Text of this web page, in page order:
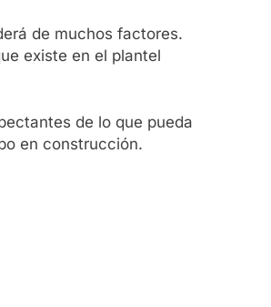
de muchos factores.
existe en el plantel
de lo que pueda
en construcción.